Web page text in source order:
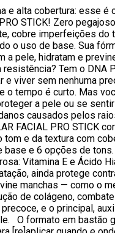
e alta cobertura: esse é
STICK! Zero
cobre imperfeições do
o uso de base. Sua
a pele, hidratam e
Tem o DNA
e viver sem nenhuma
o tempo é curto. Mas
a pele ou se
causados pelos
FACIAL PRO STICK
e da textura com
base e 6 opções de
Vitamina E e Ácido
ainda protege
manchas — como o
de colágeno,
e o principal,
O formato em bastão